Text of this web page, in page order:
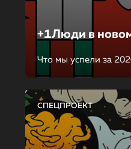
+1Люди в
Что мы успели за
СПЕЦПРОЕКТ